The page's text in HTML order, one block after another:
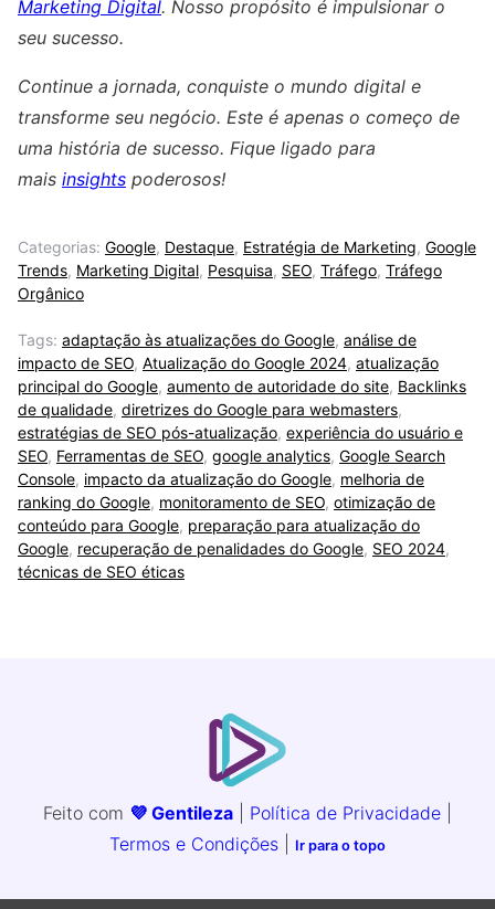
Marketing Digital. Nosso propósito é impulsionar o
seu sucesso.
Continue a jornada, conquiste o mundo digital e
transforme seu negócio. Este é apenas o começo de
uma história de sucesso. Fique ligado para
mais insights poderosos!
Categorias: Google, Destaque, Estratégia de Marketing, Google
Trends, Marketing Digital, Pesquisa, SEO, Tráfego, Tráfego
Orgânico
Tags: adaptação às atualizações do Google, análise de
impacto de SEO, Atualização do Google 2024, atualização
principal do Google, aumento de autoridade do site, Backlinks
de qualidade, diretrizes do Google para webmasters,
estratégias de SEO pós-atualização, experiência do usuário e
SEO, Ferramentas de SEO, google analytics, Google Search
Console, impacto da atualização do Google, melhoria de
ranking do Google, monitoramento de SEO, otimização de
conteúdo para Google, preparação para atualização do
Google, recuperação de penalidades do Google, SEO 2024,
técnicas de SEO éticas
Feito com 💜 Gentileza Política de Privacidade
Termos e Condições
Ir para o topo